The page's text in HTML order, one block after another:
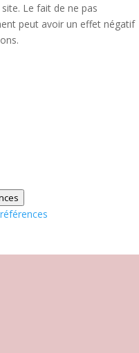
Le fait de ne pas
peut avoir un effet négatif